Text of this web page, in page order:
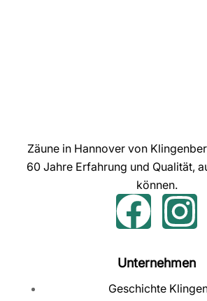
Zäune in Hannover von
60 Jahre Erfahrung und Qualität,
können.
Unternehmen
Geschichte